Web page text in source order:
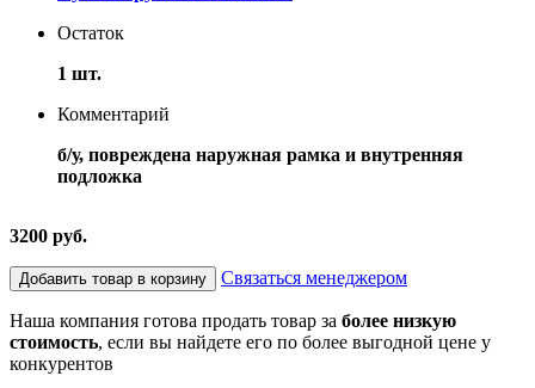
Остаток
1 шт.
Комментарий
б/у, повреждена наружная рамка и внутренняя
подложка
3200 руб.
Добавить товар в корзину Связаться менеджером
Наша компания готова продать товар за более низкую
стоимость, если вы найдете его по более выгодной цене у
конкурентов